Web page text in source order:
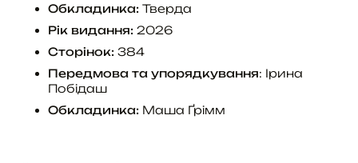
Обкладинка: Тверда
Рік видання: 2026
Сторінок: 384
Передмова та упорядкування: Ірина
Побідаш
Обкладинка: Маша Ґрімм